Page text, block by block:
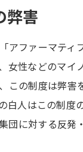
弊害
アファーマティ
性などのマイ
この制度は弊害
白人はこの制度
団に対する反発